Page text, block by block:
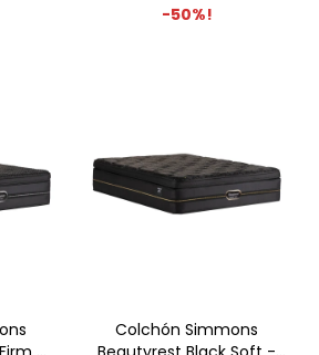
50
Colchón Simmons